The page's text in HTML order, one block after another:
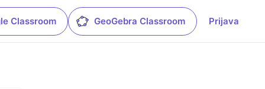
Classroom GeoGebra Classroom Prijava